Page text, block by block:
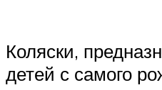
Коляски,
детей с самого